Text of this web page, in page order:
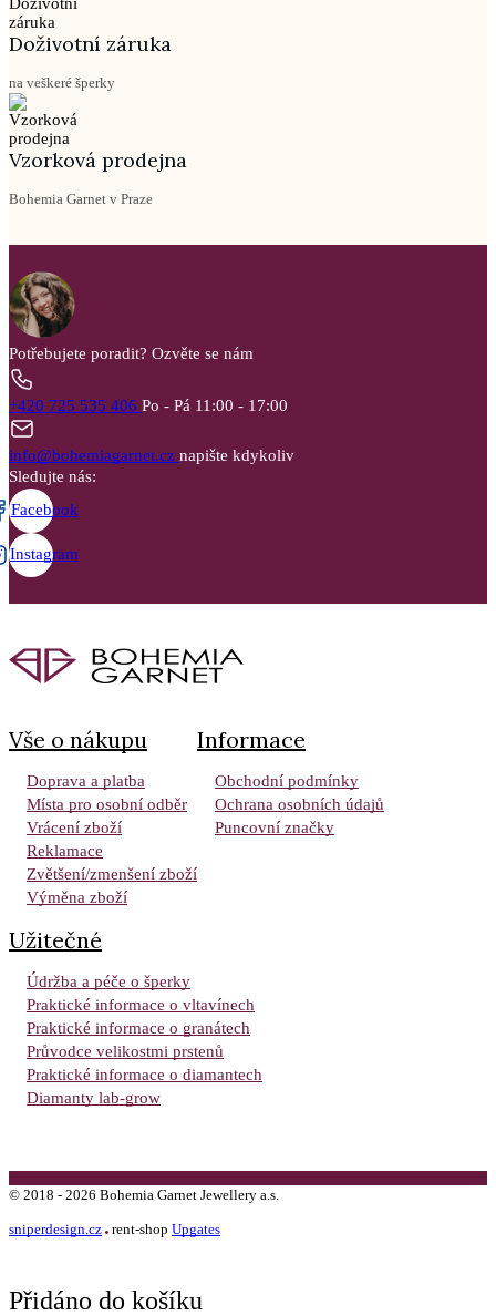
Doživotní záruka
na veškeré šperky
Vzorková prodejna
Bohemia Garnet v Praze
Potřebujete poradit? Ozvěte se nám
+420 725 535 406 Po - Pá 11:00 - 17:00
info@bohemiagarnet.cz napište kdykoliv
Sledujte nás:
Facebook
Instagram
Vše o nákupu
Doprava a platba
Místa pro osobní odběr
Vrácení zboží
Reklamace
Zvětšení/zmenšení zboží
Výměna zboží
Informace
Obchodní podmínky
Ochrana osobních údajů
Puncovní značky
Užitečné
Údržba a péče o šperky
Praktické informace o vltavínech
Praktické informace o granátech
Průvodce velikostmi prstenů
Praktické informace o diamantech
Diamanty lab-grow
© 2018 - 2026 Bohemia Garnet Jewellery a.s.
sniperdesign.cz rent-shop Upgates
Přidáno do košíku